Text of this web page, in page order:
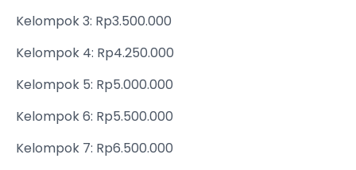
Kelompok 3: Rp3.500.000
Kelompok 4: Rp4.250.000
Kelompok 5: Rp5.000.000
Kelompok 6: Rp5.500.000
Kelompok 7: Rp6.500.000